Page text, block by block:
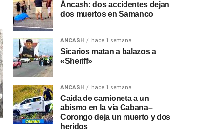
Áncash: dos accidentes dejan
dos muertos en Samanco
ANCASH hace 1 semana
Sicarios matan a balazos a
«Sheriff»
ANCASH hace 1 semana
Caída de camioneta a un
abismo en la vía Cabana–
Corongo deja un muerto y dos
heridos